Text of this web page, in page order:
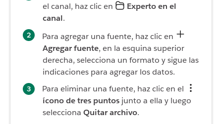
el canal, haz clic en
Experto en el
canal.
Para agregar una fuente, haz clic en
Agregar fuente, en la esquina superior
derecha, selecciona un formato y sigue las
indicaciones para agregar los datos.
Para eliminar una fuente, haz clic en el
ícono de tres puntos junto a ella y luego
selecciona Quitar archivo.